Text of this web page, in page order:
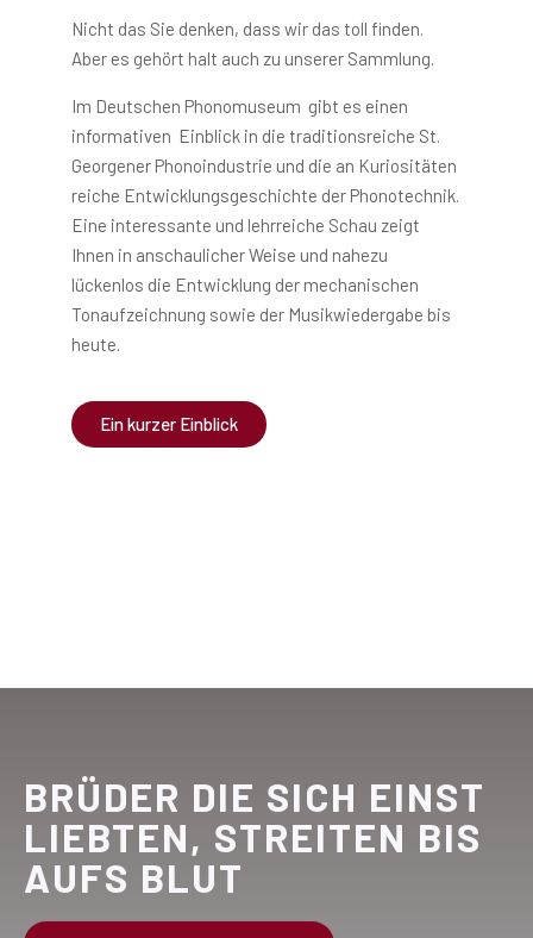
Nicht das Sie denken, dass wir das toll finden.
Aber es gehört halt auch zu unserer Sammlung.
Im Deutschen Phonomuseum gibt es einen
informativen Einblick in die traditionsreiche St.
Georgener Phonoindustrie und die an Kuriositäten
reiche Entwicklungsgeschichte der Phonotechnik.
Eine interessante und lehrreiche Schau zeigt
Ihnen in anschaulicher Weise und nahezu
lückenlos die Entwicklung der mechanischen
Tonaufzeichnung sowie der Musikwiedergabe bis
heute.
Ein kurzer Einblick
BRÜDER DIE SICH EINST
LIEBTEN, STREITEN BIS
AUFS BLUT